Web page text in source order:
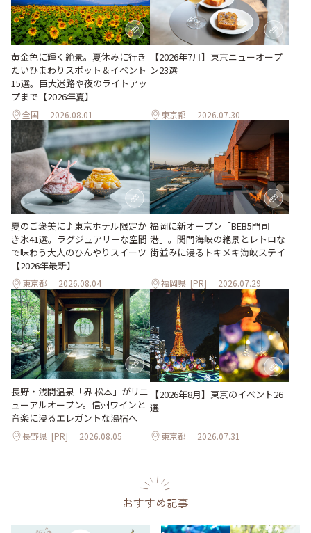
黄金色に輝く絶景。夏休みに行き
たいひまわりスポット＆イベント
15選。巨大迷路や夜のライトアッ
プまで【2026年夏】
全国 2026.08.01
【2026年7月】東京ニューオープ
ン23選
東京都 2026.07.30
夏のご褒美に♪東京ホテル限定か
き氷41選。ラグジュアリーな空間
で味わう大人のひんやりスイーツ
【2026年最新】
東京都 2026.08.04
福岡に新オープン「BEB5門司
港」。関門海峡の絶景とレトロな
街並みに浸るトキメキ海峡ステイ
福岡県 [PR] 2026.07.29
長野・浅間温泉「界 松本」がリニ
ューアルオープン。信州ワインと
音楽に浸るエレガントな湯宿へ
長野県 [PR] 2026.08.05
【2026年8月】東京のイベント26
選
東京都 2026.07.31
おすすめ記事